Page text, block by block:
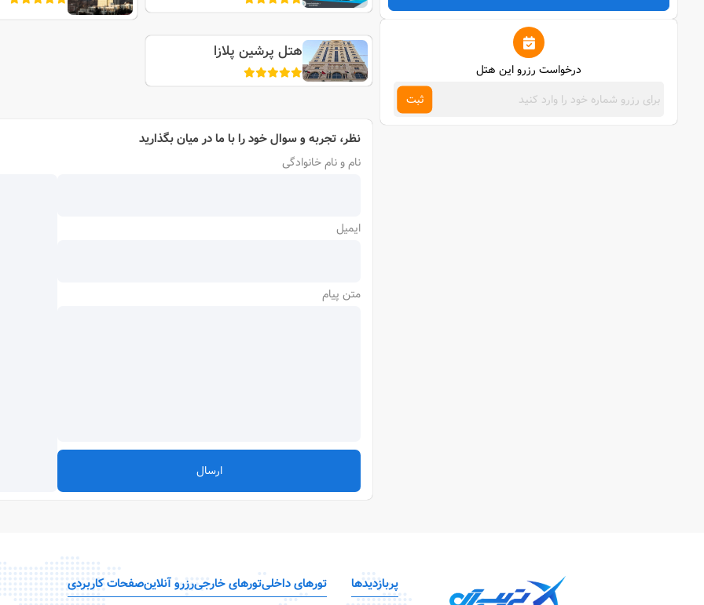
درخواست رزرو این هتل
ثبت
هتل پرشین پلازا
نظر، تجربه و سوال خود را با ما در میان بگذارید
نام و نام خانوادگی
ایمیل
متن پیام
ارسال
پربازدیدها تورهای داخلیتورهای خارجیرزرو آنلاینصفحات کاربردی